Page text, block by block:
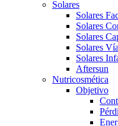
Solares
Solares
Solares
Solares
Solares
Solares
Aftersun
Nutricosmética
Objetivo